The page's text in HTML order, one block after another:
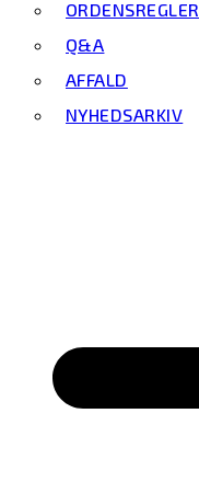
ORDENSREGLER
Q&A
AFFALD
NYHEDSARKIV